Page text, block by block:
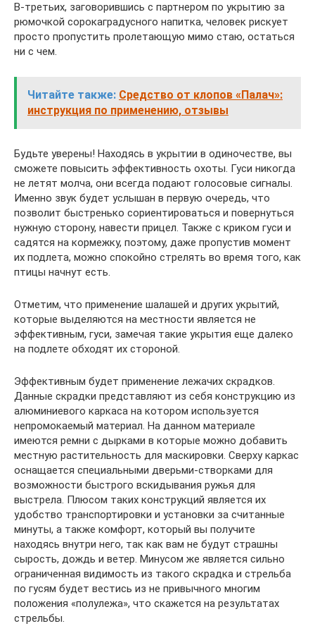
В-третьих, заговорившись с партнером по укрытию за
рюмочкой сорокаградусного напитка, человек рискует
просто пропустить пролетающую мимо стаю, остаться
ни с чем.
Читайте также: Средство от клопов «Палач»:
инструкция по применению, отзывы
Будьте уверены! Находясь в укрытии в одиночестве, вы
сможете повысить эффективность охоты. Гуси никогда
не летят молча, они всегда подают голосовые сигналы.
Именно звук будет услышан в первую очередь, что
позволит быстренько сориентироваться и повернуться
нужную сторону, навести прицел. Также с криком гуси и
садятся на кормежку, поэтому, даже пропустив момент
их подлета, можно спокойно стрелять во время того, как
птицы начнут есть.
Отметим, что применение шалашей и других укрытий,
которые выделяются на местности является не
эффективным, гуси, замечая такие укрытия еще далеко
на подлете обходят их стороной.
Эффективным будет применение лежачих скрадков.
Данные скрадки представляют из себя конструкцию из
алюминиевого каркаса на котором используется
непромокаемый материал. На данном материале
имеются ремни с дырками в которые можно добавить
местную растительность для маскировки. Сверху каркас
оснащается специальными дверьми-створками для
возможности быстрого вскидывания ружья для
выстрела. Плюсом таких конструкций является их
удобство транспортировки и установки за считанные
минуты, а также комфорт, который вы получите
находясь внутри него, так как вам не будут страшны
сырость, дождь и ветер. Минусом же является сильно
ограниченная видимость из такого скрадка и стрельба
по гусям будет вестись из не привычного многим
положения «полулежа», что скажется на результатах
стрельбы.